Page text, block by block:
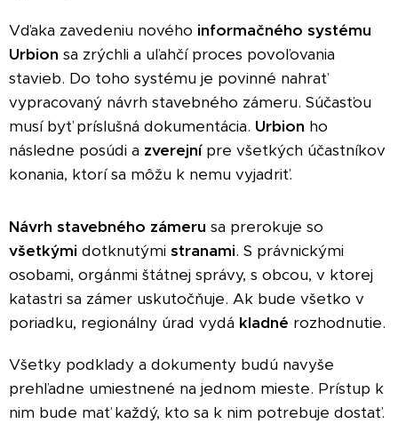
Vďaka zavedeniu nového informačného systému
Urbion sa zrýchli a uľahčí proces povoľovania
stavieb. Do toho systému je povinné nahrať
vypracovaný návrh stavebného zámeru. Súčasťou
musí byť príslušná dokumentácia. Urbion ho
následne posúdi a zverejnípre všetkých účastníkov
konania, ktorí sa môžu k nemu vyjadriť.
Návrh stavebného zámeru sa prerokuje so
všetkými dotknutými stranami. S právnickými
osobami, orgánmi štátnej správy, s obcou, v ktorej
katastri sa zámer uskutočňuje. Ak bude všetko v
poriadku, regionálny úrad vydá kladné rozhodnutie.
Všetky podklady a dokumenty budú navyše
prehľadne umiestnené na jednom mieste. Prístup k
nim bude mať každý, kto sa k nim potrebuje dostať.